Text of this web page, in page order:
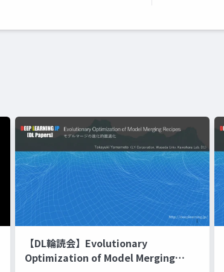
【DL輪読会】Evolutionary
Optimization of Model Merging